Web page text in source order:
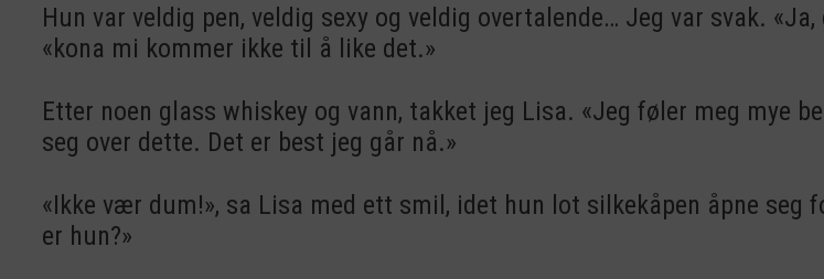
Hun var veldig pen, veldig sexy og veldig overtalende… Jeg var svak.
«kona mi kommer ikke til å like det.»
Etter noen glass whiskey og vann, takket jeg Lisa. «Jeg føler meg mye
seg over dette. Det er best jeg går nå.»
«Ikke vær dum!», sa Lisa med ett smil, idet hun lot silkekåpen åpne
er hun?»